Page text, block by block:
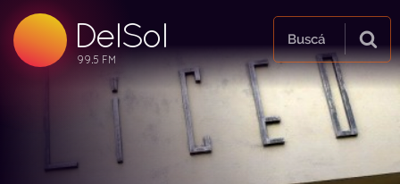
DelSol
99.5 FM
99.5 FM
99.5 FM
Buscá